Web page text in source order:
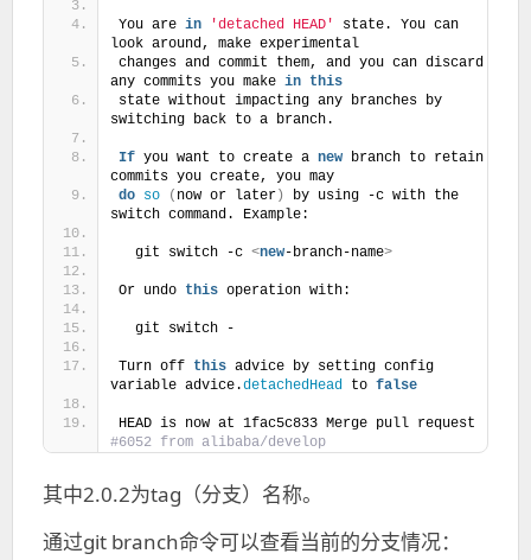
You are in 'detached HEAD'
state. You can
look around, make experimental
changes and commit them, and you can discard
any commits you make in this
state without impacting any branches by
switching back to a branch.
If you want to create a new branch to retain
commits you create, you may
do so ( now or later )
by using -c with the
switch command. Example:
  git switch -c
<new-branch-name>
Or undo this operation with:
  git switch -
Turn off this advice by setting config
variable advice.detachedHead to false
HEAD is now at 1fac5c833 Merge pull request
#6052 from alibaba/develop
其中2.0.2为tag（分支）名称。
通过git branch命令可以查看当前的分支情况：